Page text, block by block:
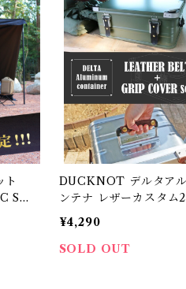
S
DUCKNOT デルタア
ンテナ レザーカスタム
ET ブラウン
¥4,290
SOLD OUT